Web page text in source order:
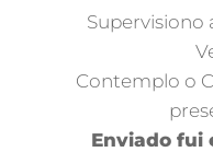
Supervisiono
Contemplo o
Enviado fui